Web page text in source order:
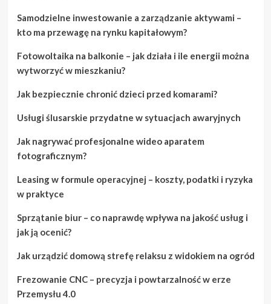
Samodzielne inwestowanie a zarządzanie aktywami –
kto ma przewagę na rynku kapitałowym?
Fotowoltaika na balkonie – jak działa i ile energii można
wytworzyć w mieszkaniu?
Jak bezpiecznie chronić dzieci przed komarami?
Usługi ślusarskie przydatne w sytuacjach awaryjnych
Jak nagrywać profesjonalne wideo aparatem
fotograficznym?
Leasing w formule operacyjnej – koszty, podatki i ryzyka
w praktyce
Sprzątanie biur – co naprawdę wpływa na jakość usług i
jak ją ocenić?
Jak urządzić domową strefę relaksu z widokiem na ogród
Frezowanie CNC – precyzja i powtarzalność w erze
Przemysłu 4.0